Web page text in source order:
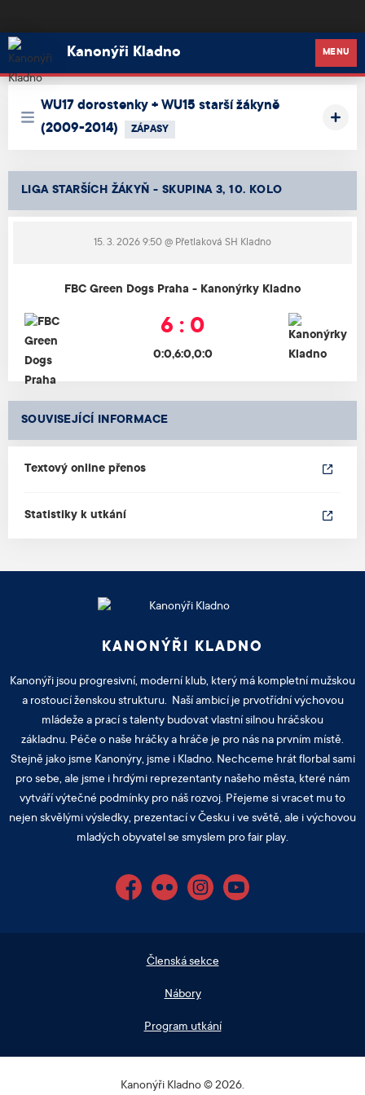
Kanonýři Kladno
Kanonýři Kladno MENU
WU17 dorostenky + WU15 starší žákyně
(2009-2014)
ZÁPASY
LIGA STARŠÍCH ŽÁKYŇ - SKUPINA 3, 10. KOLO
15. 3. 2026 9:50 @ Přetlaková SH Kladno
FBC Green Dogs Praha - Kanonýrky Kladno
6 : 0
0:0,6:0,0:0
SOUVISEJÍCÍ INFORMACE
Textový online přenos
Statistiky k utkání
KANONÝŘI KLADNO
Kanonýři jsou progresivní, moderní klub, který má kompletní mužskou
a rostoucí ženskou strukturu. Naší ambicí je prvotřídní výchovou
mládeže a prací s talenty budovat vlastní silnou hráčskou
základnu. Péče o naše hráčky a hráče je pro nás na prvním místě.
Stejně jako jsme Kanonýry, jsme i Kladno. Nechceme hrát florbal sami
pro sebe, ale jsme i hrdými reprezentanty našeho města, které nám
vytváří výtečné podmínky pro náš rozvoj. Přejeme si vracet mu to
nejen skvělými výsledky, prezentací v Česku i ve světě, ale i výchovou
mladých obyvatel se smyslem pro fair play.
FacebookFlickr InstagramYouTube
Členská sekce
Nábory
Program utkání
Kanonýři Kladno © 2026.